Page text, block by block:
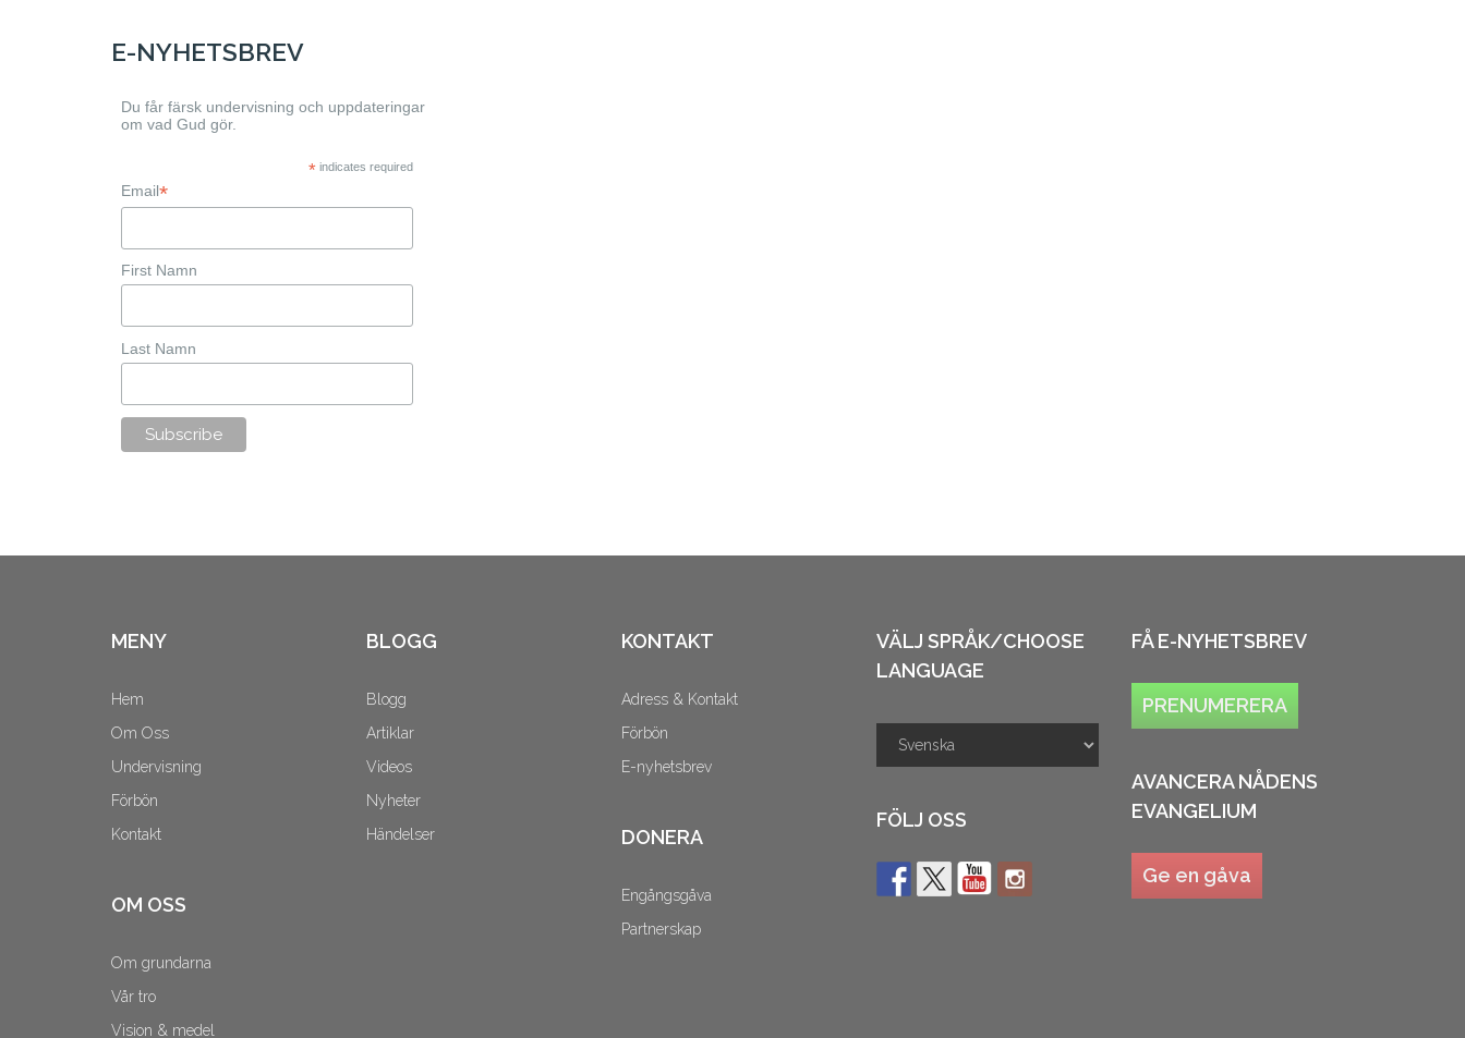
E-NYHETSBREV
Du får färsk undervisning och uppdateringar
om vad Gud gör.
*indicates required
Email*
First Namn
Last Namn
MENY
Hem
Om Oss
Undervisning
Förbön
Kontakt
OM OSS
Om grundarna
Vår tro
Vision & medel
BLOGG
Blogg
Artiklar
Videos
Nyheter
Händelser
KONTAKT
Adress & Kontakt
Förbön
E-nyhetsbrev
DONERA
Engångsgåva
Partnerskap
VÄLJ SPRÅK/CHOOSE
LANGUAGE
FÖLJ OSS
FÅ E-NYHETSBREV
PRENUMERERA
AVANCERA NÅDENS
EVANGELIUM
Ge en gåva